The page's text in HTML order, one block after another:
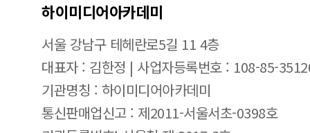
하이미디어아카데미
서울 강남구 테헤란로5길 11 4층
대표자 : 김한정 | 사업자등록번호 : 108-85-
기관명칭 : 하이미디어아카데미
통신판매업신고 : 제2011-서울서초-0398호